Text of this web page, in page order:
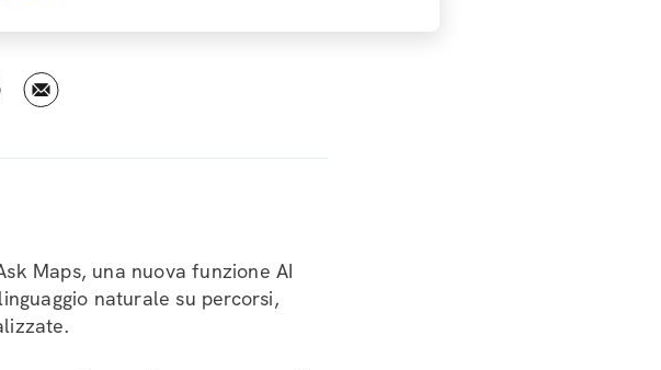
Maps, una nuova funzione AI
naturale su percorsi,